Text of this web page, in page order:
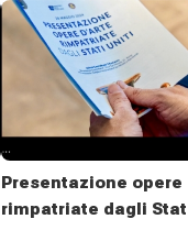
Presentazione
rimpatriate dagli